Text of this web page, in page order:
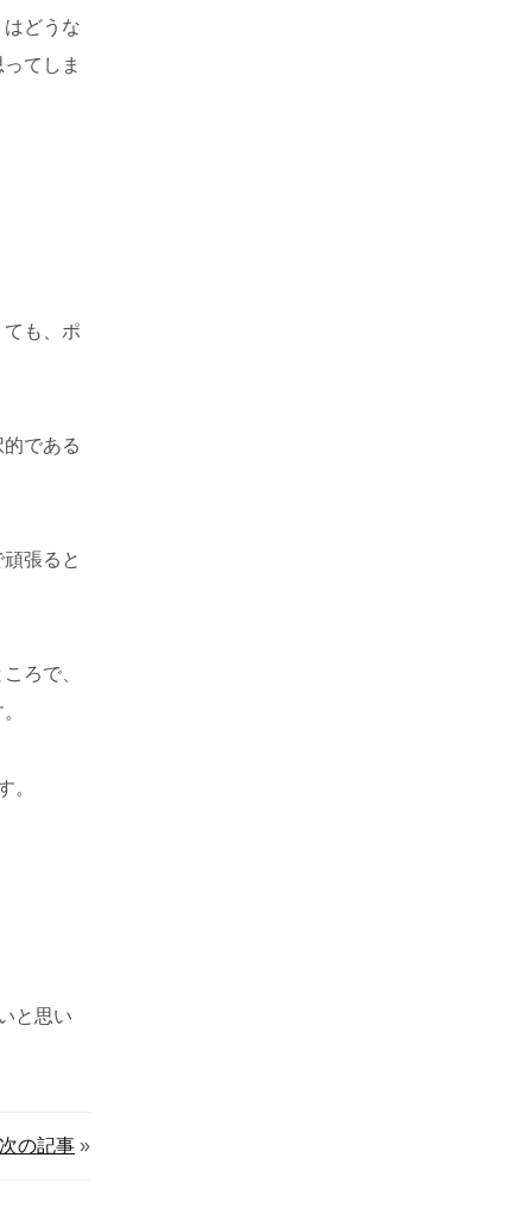
どうな
てしま
も、ポ
である
張ると
ろで、
。
と思い
次の記事 »